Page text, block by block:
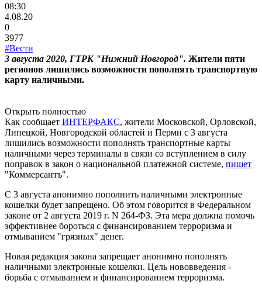
08:30
4.08.20
0
3977
#Вести
3 августа 2020, ГТРК "Нижний Новгород". Жители пяти
регионов лишились возможности пополнять транспортную
карту наличными.
Открыть полностью
Как сообщает ИНТЕРФАКС, жители Московской, Орловской,
Липецкой, Новгородской областей и Перми с 3 августа
лишились возможности пополнять транспортные карты
наличными через терминалы в связи со вступлением в силу
поправок в закон о национальной платежной системе, пишет
"Коммерсантъ".
С 3 августа анонимно пополнить наличными электронные
кошелки будет запрещено. Об этом говорится в Федеральном
законе от 2 августа 2019 г. N 264-ФЗ. Эта мера должна помочь
эффективнее бороться с финансированием терроризма и
отмыванием "грязных" денег.
Новая редакция закона запрещает анонимно пополнять
наличными электронные кошелки. Цель нововведения -
борьба с отмыванием и финансированием терроризма.